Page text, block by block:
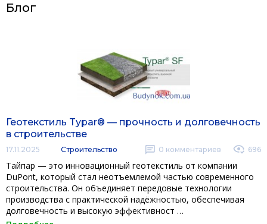
Блог
Геотекстиль Typar® — прочность и долговечность
в строительстве
17.11.2025 Строительство 0 комментариев 696
Тайпар — это инновационный геотекстиль от компании
DuPont, который стал неотъемлемой частью современного
строительства. Он объединяет передовые технологии
производства с практической надёжностью, обеспечивая
долговечность и высокую эффективност …